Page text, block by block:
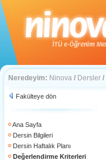
Neredeyim: Ninova / Dersler /
Fakülteye dön
Ana Sayfa
Dersin Bilgileri
Dersin Haftalık Planı
Değerlendirme Kriterleri